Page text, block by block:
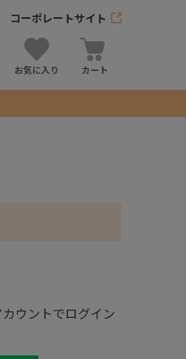
コーポレートサイト
お気に入り カート
ウントでログイン